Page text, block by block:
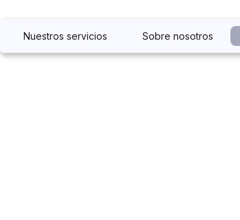
Nuestros servicios Sobre nosotros